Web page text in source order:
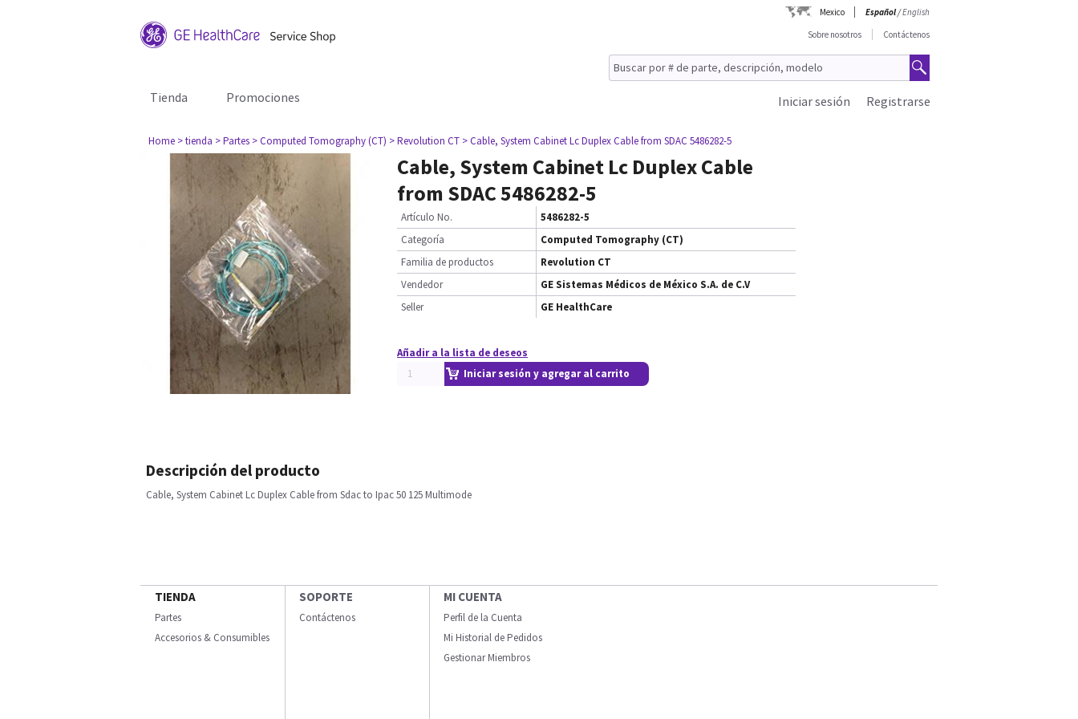
Mexico Español/English
Sobre nosotros
Contáctenos
Tienda Promociones Registrarse
Iniciar sesión
Home > tienda > Partes > Computed Tomography (CT) > Revolution CT > Cable, System Cabinet Lc Duplex Cable from SDAC 5486282-5
Cable, System Cabinet Lc Duplex Cable
from SDAC 5486282-5
Artículo No.
5486282-5
Categoría
Computed Tomography (CT)
Familia de productos
Revolution CT
Vendedor
GE Sistemas Médicos de México S.A. de C.V
Seller
GE HealthCare
Añadir a la lista de deseos
Iniciar sesión y agregar al carrito
Descripción del producto
Cable, System Cabinet Lc Duplex Cable from Sdac to Ipac 50 125 Multimode
TIENDA
Partes
Accesorios & Consumibles
SOPORTE
Contáctenos
MI CUENTA
Perfil de la Cuenta
Mi Historial de Pedidos
Gestionar Miembros